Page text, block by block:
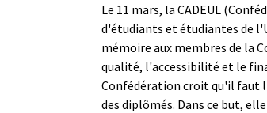
Le 11 mars, la CADEUL
d'étudiants et étudiantes de
mémoire aux membres de la
qualité, l'accessibilité et le
Confédération croit qu'il
des diplômés. Dans ce but,